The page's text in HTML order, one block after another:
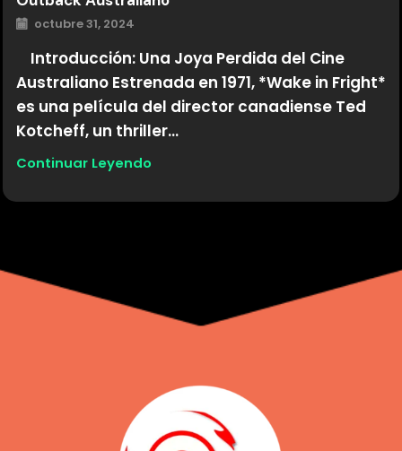
octubre 31, 2024
Introducción: Una Joya Perdida del Cine
Australiano Estrenada en 1971, *Wake in Fright*
es una película del director canadiense Ted
Kotcheff, un thriller...
Continuar Leyendo